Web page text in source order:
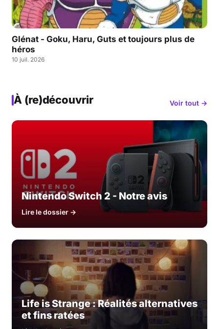
Glénat - Goku, Haru, Guts et toujours plus de
héros
10 juil. 2026
À (re)découvrir Voir tout →
Nintendo Switch 2 - Notre avis
Lire le dossier →
Life is Strange : Réalités alternatives
et fins ratées